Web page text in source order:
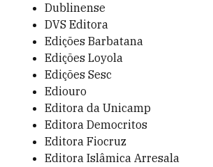
Dublinense
DVS Editora
Edições Barbatana
Edições Loyola
Edições Sesc
Ediouro
Editora da Unicamp
Editora Democritos
Editora Fiocruz
Editora Islâmica Arresala